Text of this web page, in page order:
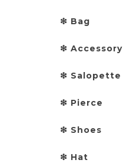
❇︎ Bag
❇︎ Accessory
❇︎ Salopette
❇︎ Pierce
❇︎ Shoes
❇︎ Hat